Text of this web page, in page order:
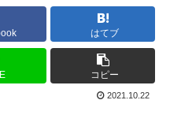
はてブ
コピー
2021.10.22